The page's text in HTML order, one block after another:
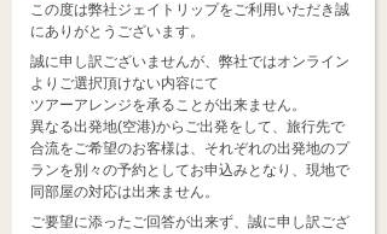
この度は弊社ジェイトリップをご利用いただき誠
にありがとうございます。
誠に申し訳ございませんが、弊社ではオンライン
よりご選択頂けない内容にて
ツアーアレンジを承ることが出来ません。
異なる出発地(空港)からご出発をして、旅行先で
合流をご希望のお客様は、それぞれの出発地のプ
ランを別々の予約としてお申込みとなり、現地で
同部屋の対応は出来ません。
ご要望に添ったご回答が出来ず、誠に申し訳ござ